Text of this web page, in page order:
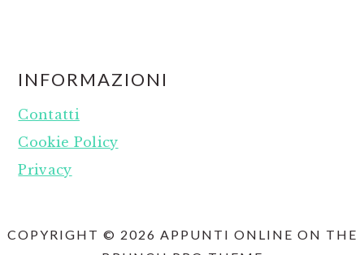
FOOTER
INFORMAZIONI
Contatti
Cookie Policy
Privacy
COPYRIGHT © 2026 APPUNTI ONLINE ON THE